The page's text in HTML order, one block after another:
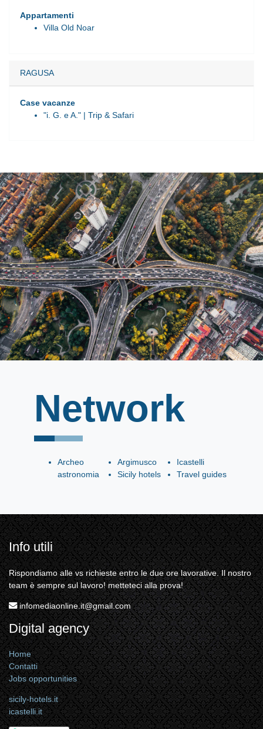
Appartamenti
Villa Old Noar
RAGUSA
Case vacanze
"i. G. e A." | Trip & Safari
Network
Archeo
astronomia
Argimusco
Sicily hotels
Icastelli
Travel guides
Info utili
Rispondiamo alle vs richieste entro le due ore lavorative. Il nostro
team è sempre sul lavoro! metteteci alla prova!
infomediaonline.it@gmail.com
Digital agency
Home
Contatti
Jobs opportunities
sicily-hotels.it
icastelli.it